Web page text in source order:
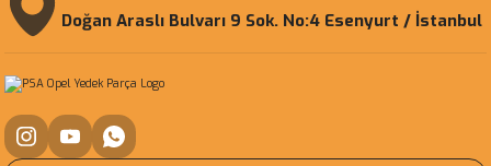
Doğan Araslı Bulvarı 9 Sok. No:4 Esenyurt / İstanbul